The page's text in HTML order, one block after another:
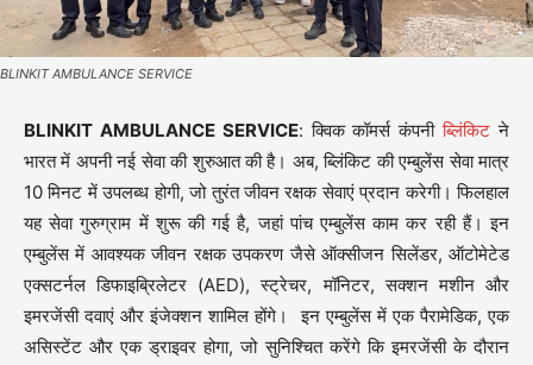
BLINKIT AMBULANCE SERVICE
BLINKIT AMBULANCE SERVICE: क्विक कॉमर्स कंपनीब्लिंकिट ने
भारत में अपनी नई सेवा की शुरुआत की है। अब, ब्लिंकिट की एम्बुलेंस सेवा मात्र
10 मिनट में उपलब्ध होगी, जो तुरंत जीवन रक्षक सेवाएं प्रदान करेगी। फिलहाल
यह सेवा गुरुग्राम में शुरू की गई है, जहां पांच एम्बुलेंस काम कर रही हैं। इन
एम्बुलेंस में आवश्यक जीवन रक्षक उपकरण जैसे ऑक्सीजन सिलेंडर, ऑटोमेटेड
एक्सटर्नल डिफाइब्रिलेटर (AED), स्ट्रेचर, मॉनिटर, सक्शन मशीन और
इमरजेंसी दवाएं और इंजेक्शन शामिल होंगे। इन एम्बुलेंस में एक पैरामेडिक, एक
असिस्टेंट और एक ड्राइवर होगा, जो सुनिश्चित करेंगे कि इमरजेंसी के दौरान